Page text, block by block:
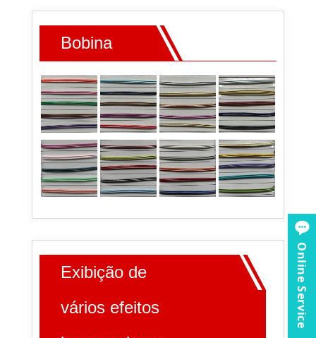
Bobina
Exibição de
vários efeitos
Online Service